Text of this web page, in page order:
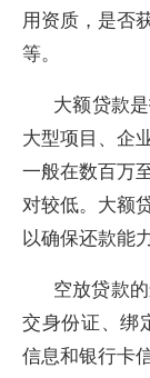
用资质，是否
等。
大额贷款
大型项目、企
一般在数百万
对较低。大额
以确保还款能力
空放贷款
交身份证、绑
信息和银行卡